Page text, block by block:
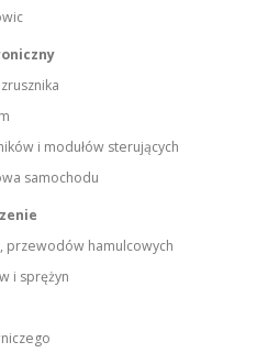
i modułów sterujących
samochodu
przewodów hamulcowych
i sprężyn